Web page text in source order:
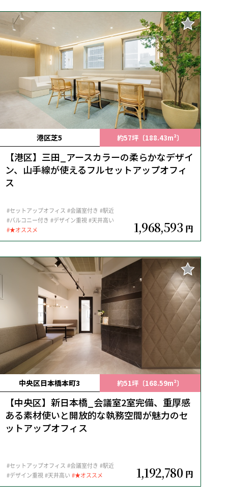
港区芝5 約57坪〔188.43m²〕
【港区】三田_アースカラーの柔らかなデザイ
ン、山手線が使えるフルセットアップオフィ
ス
#セットアップオフィス #会議室付き #駅近
#バルコニー付き #デザイン重視#天井高い
#★オススメ
1,968,593 円
中央区日本橋本町3 約51坪〔168.59m²〕
【中央区】新日本橋_会議室2室完備、重厚感
ある素材使いと開放的な執務空間が魅力のセ
ットアップオフィス
#セットアップオフィス #会議室付き #駅近
#デザイン重視#天井高い #★オススメ 1,192,780 円